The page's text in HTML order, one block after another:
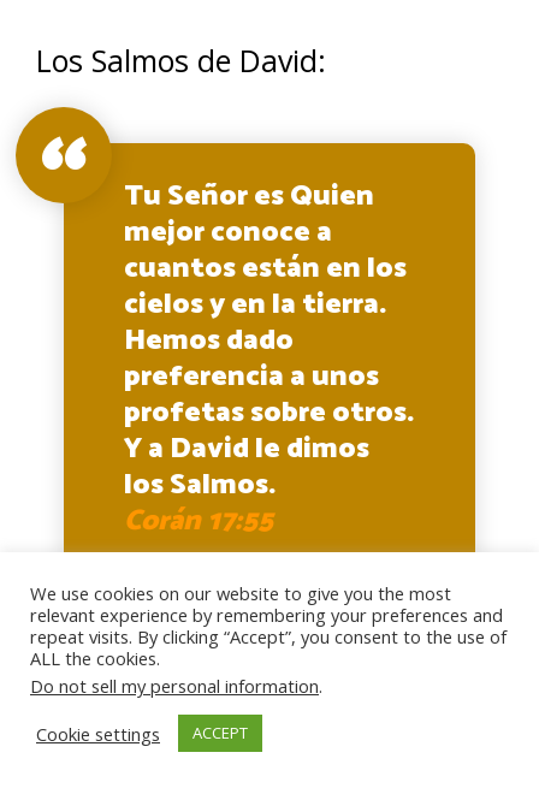
Los Salmos de David:
Tu Señor es Quien
mejor conoce a
cuantos están en los
cielos y en la tierra.
Hemos dado
preferencia a unos
profetas sobre otros.
Y a David le dimos
los Salmos.
Corán 17:55
La Torá:
We use cookies on our website to give you the most
relevant experience by remembering your preferences and
repeat visits. By clicking “Accept”, you consent to the use of
ALL the cookies.
Do not sell my personal information.
Cookie settings
ACCEPT